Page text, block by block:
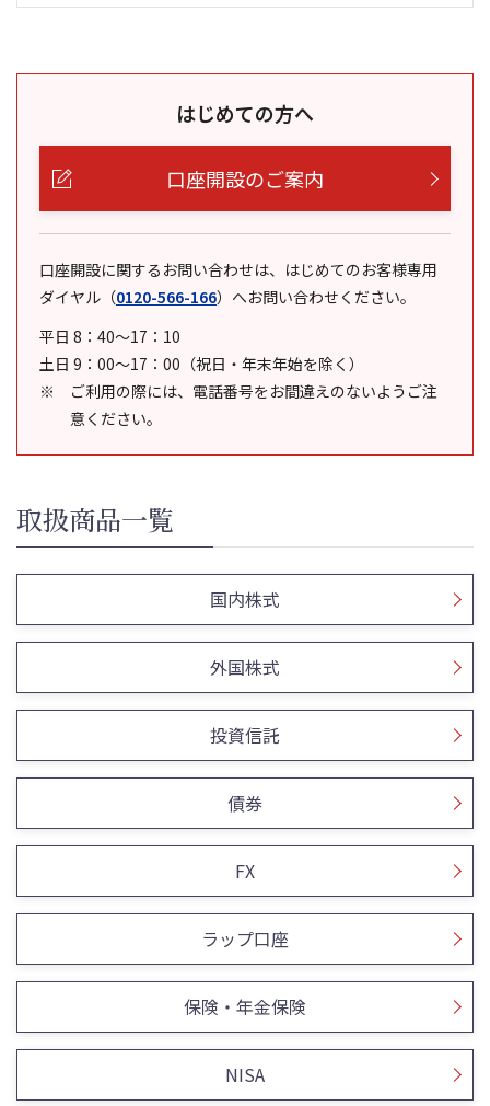
はじめての方へ
口座開設のご案内
口座開設に関するお問い合わせは、はじめてのお客様専用
ダイヤル （0120-566-166） へお問い合わせください。
平日 8：40～17：10
土日 9：00～17：00（祝日・年末年始を除く）
ご利用の際には、電話番号をお間違えのないようご注
意ください。
取扱商品一覧
国内株式
外国株式
投資信託
債券
FX
ラップ口座
保険・年金保険
NISA